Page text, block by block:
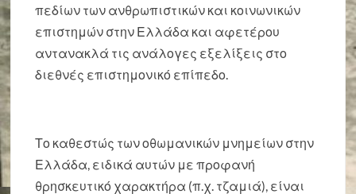
πεδίων των ανθρωπιστικών και κοινωνικών
επιστημών στην Ελλάδα και αφετέρου
αντανακλά τις ανάλογες εξελίξεις στο
διεθνές επιστημονικό επίπεδο.
Το καθεστώς των οθωμανικών μνημείων στην
Ελλάδα, ειδικά αυτών με προφανή
θρησκευτικό χαρακτήρα (π.χ. τζαμιά), είναι